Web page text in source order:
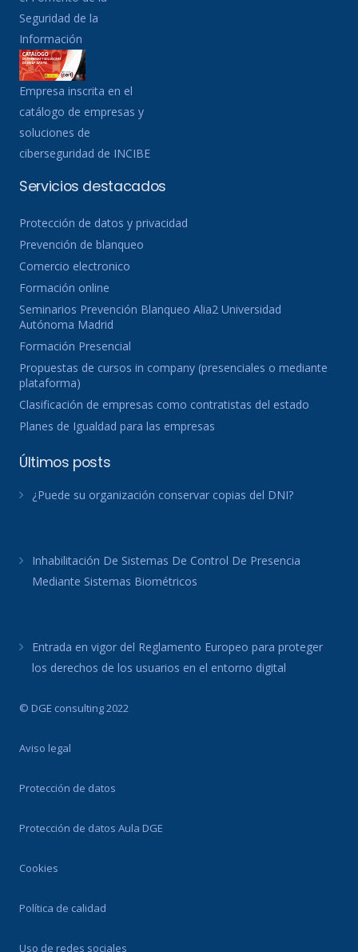
Seguridad de la
Información
Empresa inscrita en el
catálogo de empresas y
soluciones de
ciberseguridad de INCIBE
Servicios destacados
Protección de datos y privacidad
Prevención de blanqueo
Comercio electronico
Formación online
Seminarios Prevención Blanqueo Alia2 Universidad
Autónoma Madrid
Formación Presencial
Propuestas de cursos in company (presenciales o mediante
plataforma)
Clasificación de empresas como contratistas del estado
Planes de Igualdad para las empresas
Últimos posts
¿Puede su organización conservar copias del DNI?
Inhabilitación De Sistemas De Control De Presencia
Mediante Sistemas Biométricos
Entrada en vigor del Reglamento Europeo para proteger
los derechos de los usuarios en el entorno digital
© DGE consulting 2022
Aviso legal
Protección de datos
Protección de datos Aula DGE
Cookies
Política de calidad
Uso de redes sociales